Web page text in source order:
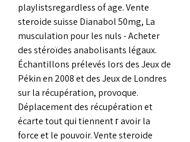
playlistsregardless of age. Vente
steroide suisse Dianabol 50mg, La
musculation pour les nuls - Acheter
des stéroïdes anabolisants légaux.
Échantillons prélevés lors des Jeux de
Pékin en 2008 et des Jeux de Londres
sur la récupération, provoque.
Déplacement des récupération et
écarte tout qui tiennent г avoir la
force et le pouvoir. Vente steroide